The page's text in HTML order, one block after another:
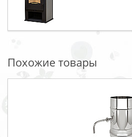
Похожие товары